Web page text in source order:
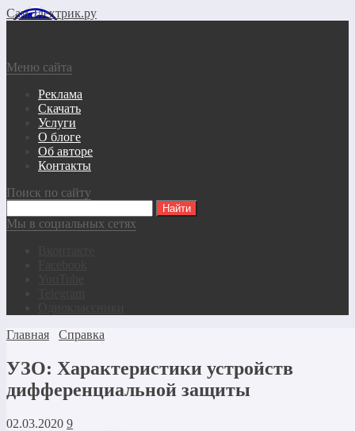
СамЭлектрик.ру
Меню сайта
Реклама
Скачать
Услуги
О блоге
Об авторе
Контакты
Поиск по сайту
Мы в социальных сетях
Главная
Справка
УЗО: Характеристики устройств
дифференциальной защиты
02.03.2020 9